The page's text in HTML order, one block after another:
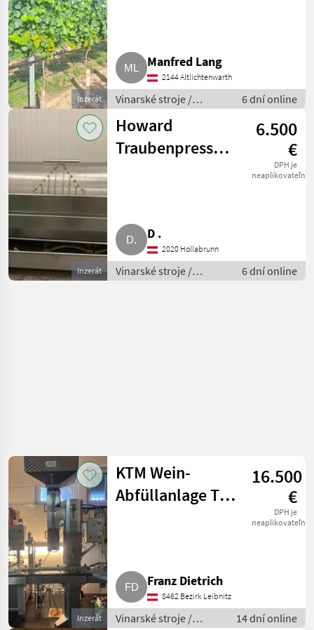
Inzerát
Manfred Lang
2144 Altlichtenwarth
Vinarské stroje /
Ostatné stroje na
vinohradníctvo
6 dní online
Inzerát
Howard
Traubenpresse
6.500
€
DPH je
neaplikovateľné
D .
2020 Hollabrunn
Vinarské stroje /
Pivničné stroje
6 dní online
Inzerát
KTM Wein-
Abfüllanlage TV
16.500
€
DPH je
neaplikovateľné
Franz Dietrich
8462 Bezirk Leibnitz
Vinarské stroje /
14 dní online